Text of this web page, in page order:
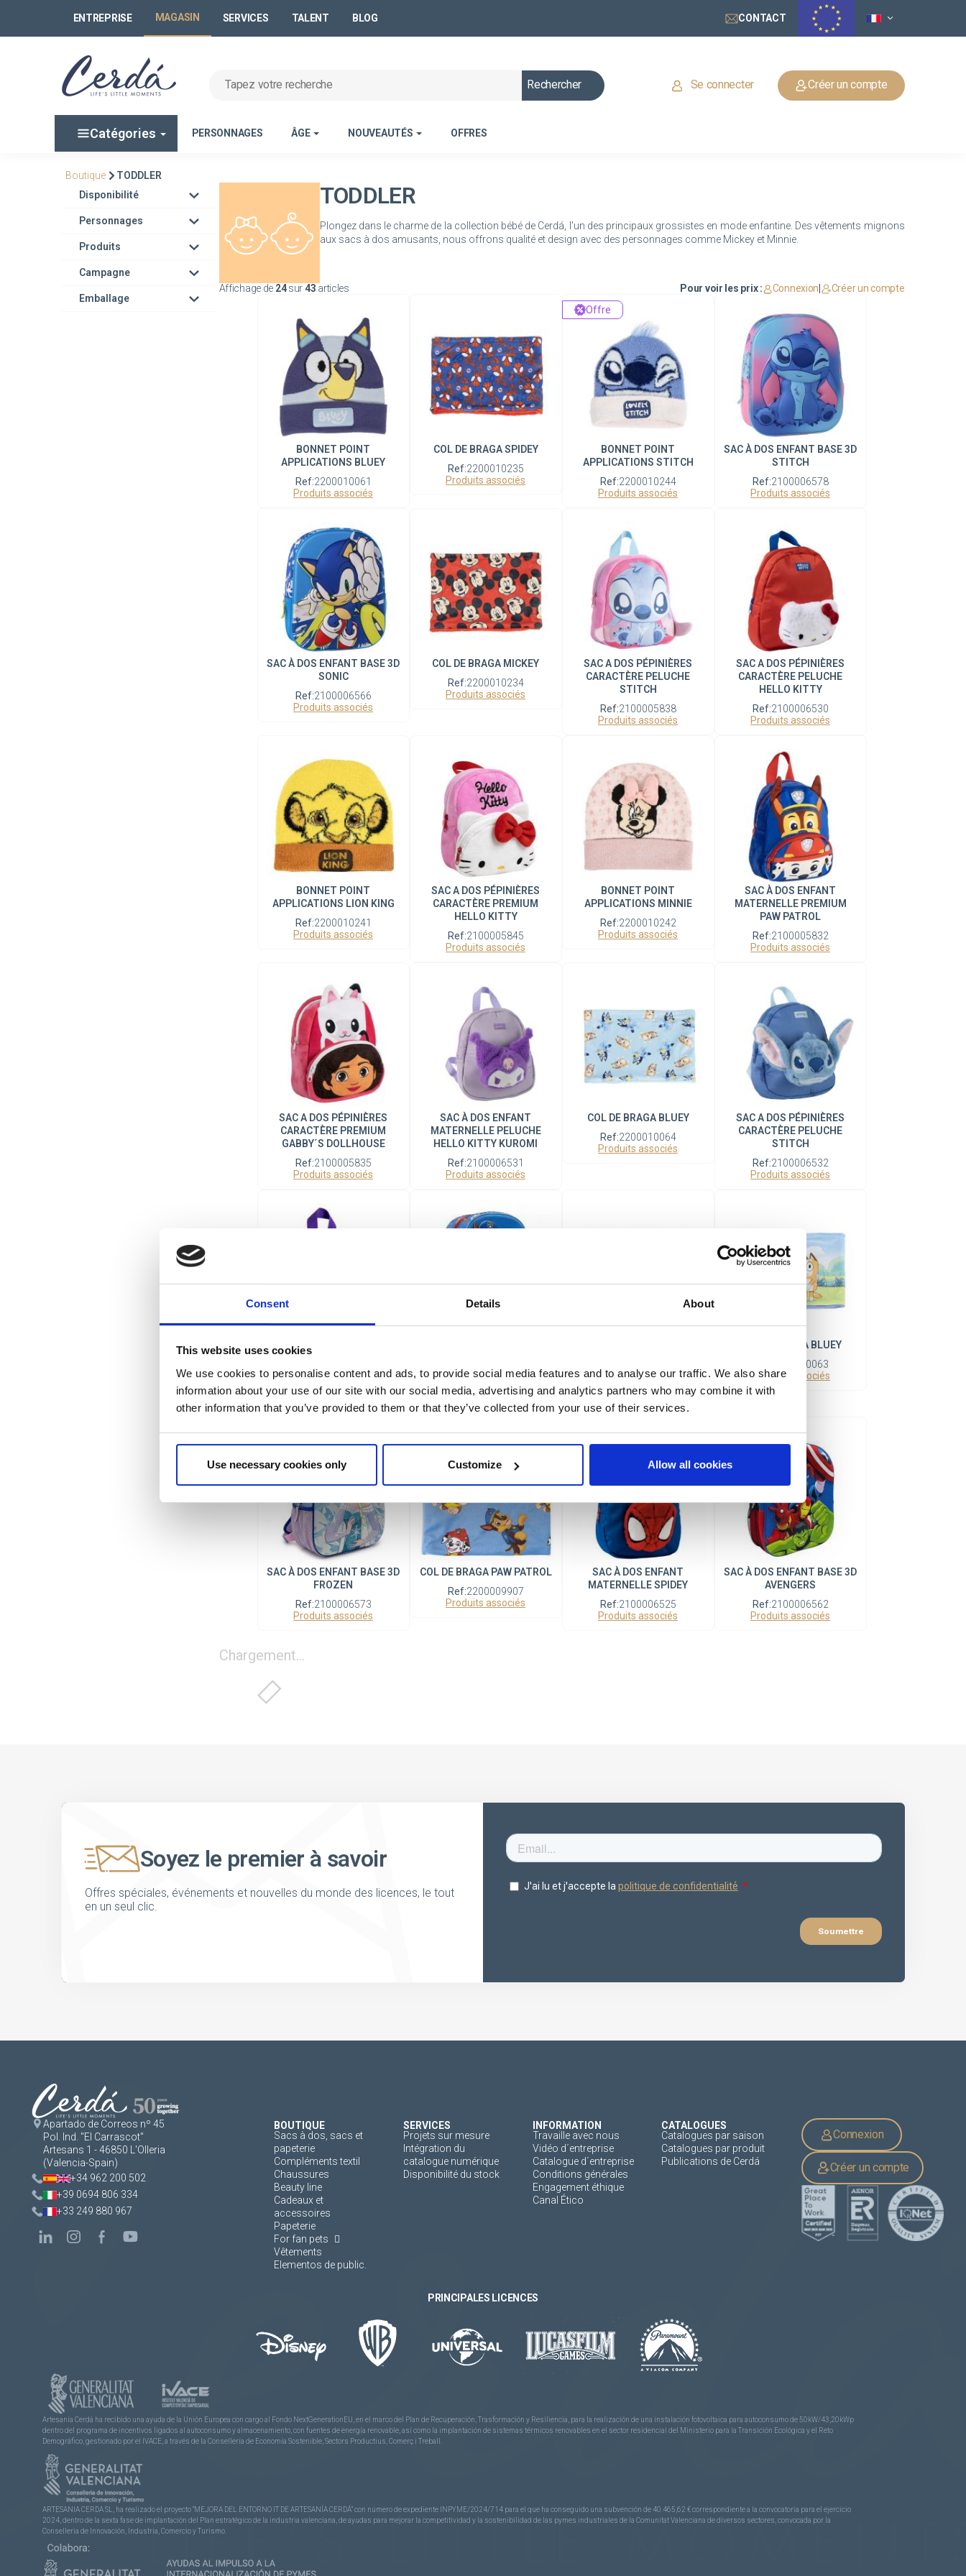
Consent Details About
This website uses cookies
We use cookies to personalise content and ads, to provide social media features and to analyse our traffic. We also share
information about your use of our site with our social media, advertising and analytics partners who may combine it with
other information that you’ve provided to them or that they’ve collected from your use of their services.
Use necessary cookies only Customize Allow all cookies
ENTREPRISE MAGASIN SERVICES TALENT BLOG CONTACT
Rechercher Se connecter Créer un compte
Catégories PERSONNAGES ÂGE NOUVEAUTÉS OFFRES
Boutique
TODDLER
Disponibilité
Personnages
Produits
Campagne
Emballage
TODDLER
Plongez dans le charme de la collection bébé de Cerdá, l'un des principaux grossistes en mode enfantine. Des vêtements mignons
Affichage de 24sur43 articles Pour voir les prix : Connexion| Créer un compte
BONNET POINT
APPLICATIONS BLUEY
Ref:2200010061
Produits associés
COL DE BRAGA SPIDEY
Ref:2200010235
Produits associés
BONNET POINT
APPLICATIONS STITCH
Ref:2200010244
Produits associés
Offre
SAC À DOS ENFANT BASE 3D
STITCH
Ref:2100006578
Produits associés
SAC À DOS ENFANT BASE 3D
SONIC
Ref:2100006566
Produits associés
COL DE BRAGA MICKEY
Ref:2200010234
Produits associés
SAC A DOS PÉPINIÈRES
CARACTÈRE PELUCHE
STITCH
Ref:2100005838
Produits associés
SAC A DOS PÉPINIÈRES
CARACTÈRE PELUCHE
HELLO KITTY
Ref:2100006530
Produits associés
BONNET POINT
APPLICATIONS LION KING
Ref:2200010241
Produits associés
SAC A DOS PÉPINIÈRES
CARACTÈRE PREMIUM
HELLO KITTY
Ref:2100005845
Produits associés
BONNET POINT
APPLICATIONS MINNIE
Ref:2200010242
Produits associés
SAC À DOS ENFANT
MATERNELLE PREMIUM
PAW PATROL
Ref:2100005832
Produits associés
SAC A DOS PÉPINIÈRES
CARACTÈRE PREMIUM
GABBY´S DOLLHOUSE
Ref:2100005835
Produits associés
SAC À DOS ENFANT
MATERNELLE PELUCHE
HELLO KITTY KUROMI
Ref:2100006531
Produits associés
COL DE BRAGA BLUEY
Ref:2200010064
Produits associés
SAC A DOS PÉPINIÈRES
CARACTÈRE PELUCHE
STITCH
Ref:2100006532
Produits associés
SAC A DOS PÉPINIÈRES
CARACTÈRE PELUCHE
AVENGERS HULK
Ref:2100005837
Produits associés
Ref:2100006560
Produits associés
Ref:2200010238
Produits associés
COL DE BRAGA BLUEY
2200010063
Produits associés
SAC À DOS ENFANT BASE 3D
FROZEN
Ref:2100006573
Produits associés
COL DE BRAGA PAW PATROL
Ref:2200009907
Produits associés
SAC À DOS ENFANT
MATERNELLE SPIDEY
Ref:2100006525
Produits associés
SAC À DOS ENFANT BASE 3D
AVENGERS
Ref:2100006562
Produits associés
Chargement...
Soyez le premier à savoir
Offres spéciales, événements et nouvelles du monde des licences, le tout
en un seul clic.
Apartado de Correos nº 45
Pol. Ind. "El Carrascot"
Artesans 1 - 46850 L'Olleria
(Valencia-Spain)
+34 962 200 502
+39 0694 806 334
+33 249 880 967
BOUTIQUE
Sacs à dos, sacs et
papeterie
Compléments textil
Chaussures
Beauty line
Cadeaux et
accessoires
Papeterie
For fan pets
Vêtements
Elementos de public.
SERVICES
Projets sur mesure
Intégration du
catalogue numérique
Disponibilité du stock
INFORMATION
Travaille avec nous
Vidéo d´entreprise
Catalogue d´entreprise
Conditions générales
Engagement éthique
Canal Ético
CATALOGUES
Catalogues par saison
Catalogues par produit
Publications de Cerdá
Connexion
Créer un compte
PRINCIPALES LICENCES
Artesanía Cerdá ha recibido una ayuda de la Unión Europea con cargo al Fondo NextGenerationEU, en el marco del Plan de Recuperación, Trasformación y Resiliencia, para la realización de una instalación fotovoltaica para autoconsumo de 50kW/43,20kWp
dentro del programa de incentivos ligados al autoconsumo y almacenamiento, con fuentes de energía renovable, así como la implantación de sistemas térmicos renovables en el sector residencial del Ministerio para la Transición Ecológica y el Reto
Demográfico, gestionado por el IVACE, a través de la Consellería de Economía Sostenible, Sectors Productius, Comerç i Treball.
ARTESANIA CERDA SL, ha realizado el proyecto “MEJORA DEL ENTORNO IT DE ARTESANÍA CERDÁ” con número de expediente INPYME/2024/714 para el que ha conseguido una subvención de 40.465,62 € correspondiente a la convocatoria para el ejercicio
2024, dentro de la sexta fase de implantación del Plan estratégico de la industria valenciana, de ayudas para mejorar la competitividad y la sostenibilidad de las pymes industriales de la Comunitat Valenciana de diversos sectores, convocada por la
Conselleria de Innovación, Industria, Comercio y Turismo.